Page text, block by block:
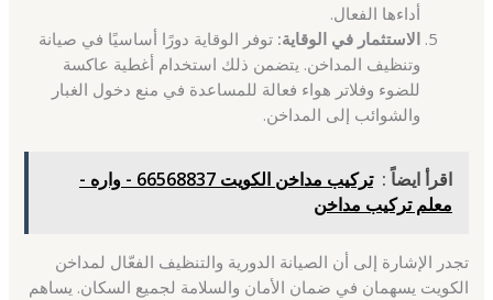
أداءها الفعال.
الاستثمار في الوقاية: توفر الوقاية دورًا أساسيًا في صيانة
وتنظيف المداخن. يتضمن ذلك استخدام أغطية عاكسة
للضوء وفلاتر هواء فعالة للمساعدة في منع دخول الغبار
والشوائب إلى المداخن.
اقرأ ايضاً :
تركيب مداخن الكويت 66568837 - واره -
معلم تركيب مداخن
تجدر الإشارة إلى أن الصيانة الدورية والتنظيف الفعّال لمداخن
الكويت يسهمان في ضمان الأمان والسلامة لجميع السكان. يساهم